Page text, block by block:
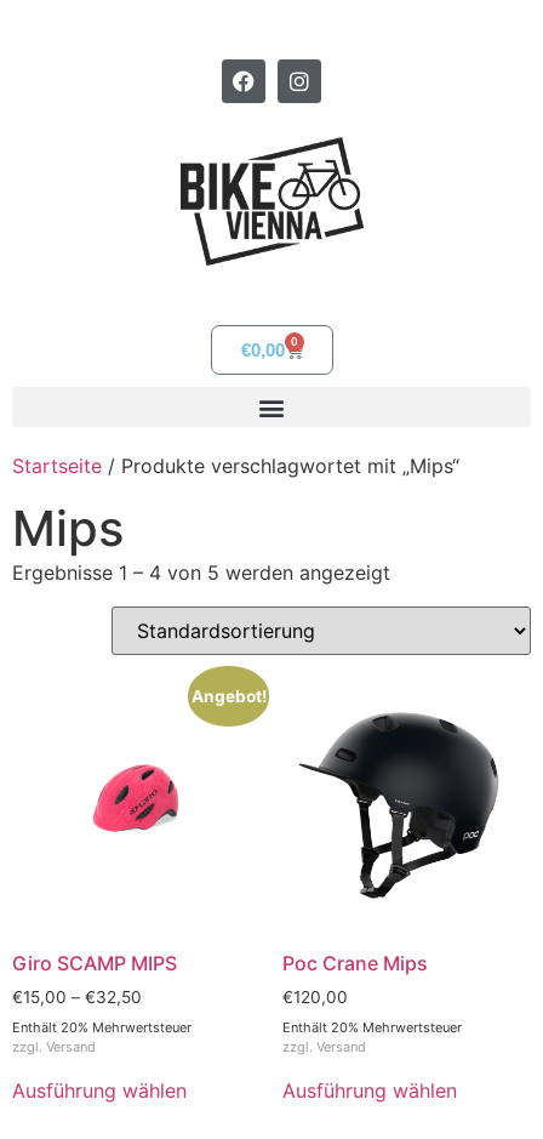
€0,00 0
Startseite / Produkte verschlagwortet mit „Mips“
Mips
Ergebnisse 1 – 4 von 5 werden angezeigt
Angebot!
Giro SCAMP MIPS
€15,00 – €32,50
Enthält 20% Mehrwertsteuer
zzgl. Versand
Ausführung wählen
Poc Crane Mips
€120,00
Enthält 20% Mehrwertsteuer
zzgl. Versand
Ausführung wählen